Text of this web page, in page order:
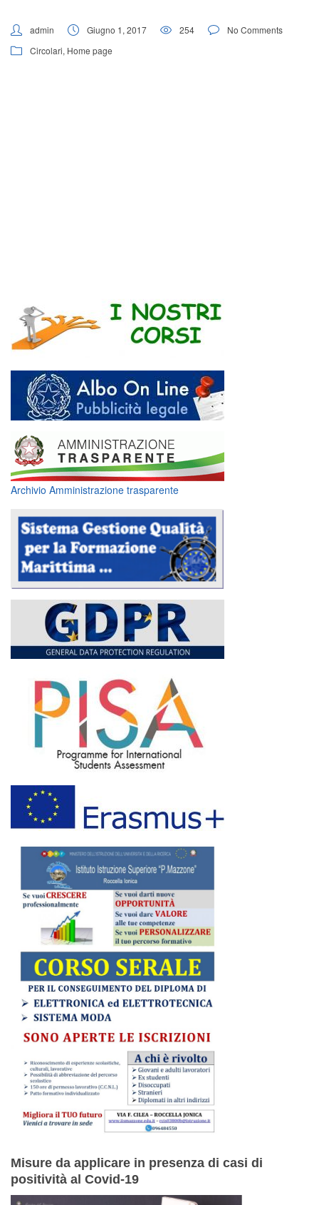
admin Giugno 1, 2017 254
No Comments
Circolari, Home page
Archivio Amministrazione trasparente
Misure da applicare in presenza di casi di
positività al Covid-19